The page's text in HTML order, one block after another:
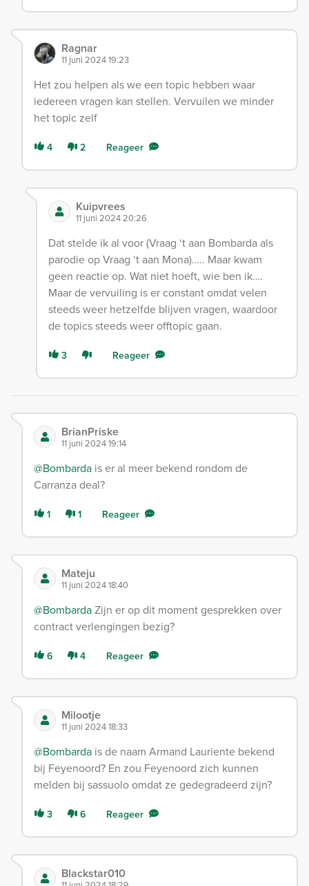
Ragnar
11 juni 2024 19:23
Het zou helpen als we een topic hebben waar
iedereen vragen kan stellen. Vervuilen we minder
het topic zelf
4 2 Reageer
Kuipvrees
11 juni 2024 20:26
Dat stelde ik al voor (Vraag ‘t aan Bombarda als
parodie op Vraag ‘t aan Mona)….. Maar kwam
geen reactie op. Wat niet hoeft, wie ben ik….
Maar de vervuiling is er constant omdat velen
steeds weer hetzelfde blijven vragen, waardoor
de topics steeds weer offtopic gaan.
3 Reageer
BrianPriske
11 juni 2024 19:14
@Bombarda is er al meer bekend rondom de
Carranza deal?
1 1 Reageer
Mateju
11 juni 2024 18:40
@BombardaZijn er op dit moment gesprekken over
contract verlengingen bezig?
6 4 Reageer
Milootje
11 juni 2024 18:33
@Bombarda is de naam Armand Lauriente bekend
bij Feyenoord? En zou Feyenoord zich kunnen
melden bij sassuolo omdat ze gedegradeerd zijn?
3 6 Reageer
Blackstar010